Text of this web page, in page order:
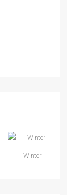
Winter